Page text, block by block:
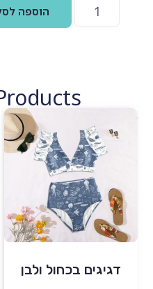
הוספה
דגיגים בכחול ולבן